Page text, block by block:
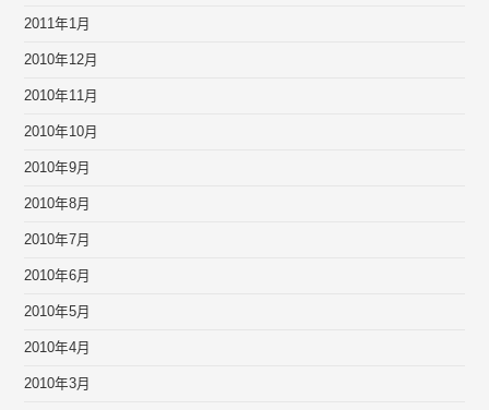
2011年1月
2010年12月
2010年11月
2010年10月
2010年9月
2010年8月
2010年7月
2010年6月
2010年5月
2010年4月
2010年3月